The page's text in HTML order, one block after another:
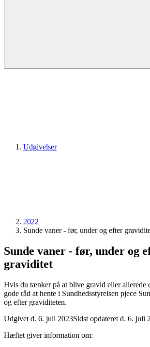
Udgivelser
2022
Sunde vaner - før, under og efter
Sunde vaner - før, under og
graviditet
Hvis du tænker på at blive gravid eller allerede
gode råd at hente i Sundhedsstyrelsen pjece
og efter graviditeten.
Udgivet d. 6. juli 2023Sidst opdateret d. 6. juli
Hæftet giver information om: